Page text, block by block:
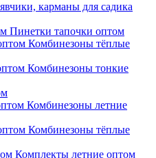
карманы для садика
Пинетки тапочки оптом
Комбинезоны тёплые
Комбинезоны тонкие
Комбинезоны летние
Комбинезоны тёплые
Комплекты летние оптом